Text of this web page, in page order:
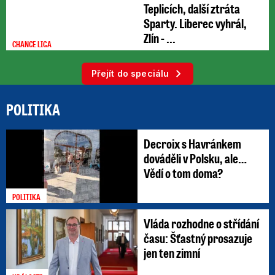
CHANCE LIGA
Teplicích, další ztráta
Sparty. Liberec vyhrál,
Zlín - ...
Přejít do speciálu
POLITIKA
POLITIKA
Decroix s Havránkem
dováděli v Polsku, ale…
Vědí o tom doma?
Vláda rozhodne o střídání
času: Šťastný prosazuje
jen ten zimní